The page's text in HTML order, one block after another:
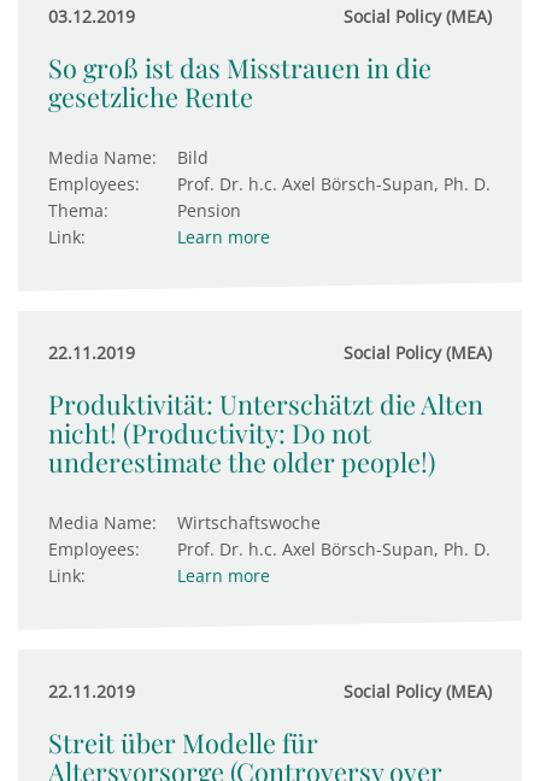
03.12.2019 Social Policy (MEA)
So groß ist das Misstrauen in die
gesetzliche Rente
Media Name:
Bild
Employees:
Prof. Dr. h.c. Axel Börsch-Supan, Ph. D.
Thema:
Pension
Link:
Learn more
22.11.2019 Social Policy (MEA)
Produktivität: Unterschätzt die Alten
nicht! (Productivity: Do not
underestimate the older people!)
Media Name:
Wirtschaftswoche
Employees:
Prof. Dr. h.c. Axel Börsch-Supan, Ph. D.
Link:
Learn more
22.11.2019 Social Policy (MEA)
Streit über Modelle für
Altersvorsorge (Controversy over